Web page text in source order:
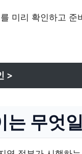
미리 확인하고 준
>
는 무엇